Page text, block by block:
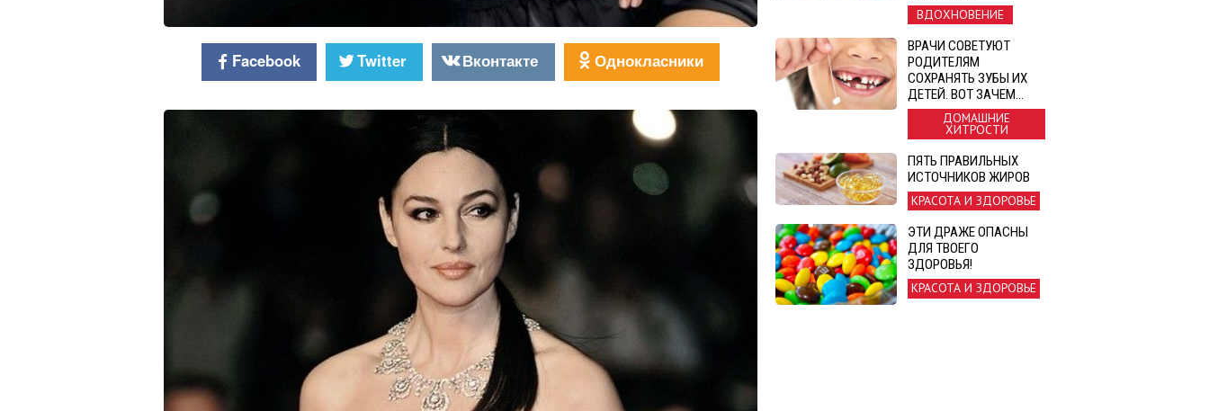
Facebook Twitter Вконтакте Однокласники
ВДОХНОВЕНИЕ
ВРАЧИ СОВЕТУЮТ
РОДИТЕЛЯМ
СОХРАНЯТЬ ЗУБЫ ИХ
ДЕТЕЙ. ВОТ ЗАЧЕМ…
ДОМАШНИЕ
ХИТРОСТИ
ПЯТЬ ПРАВИЛЬНЫХ
ИСТОЧНИКОВ ЖИРОВ
КРАСОТА И ЗДОРОВЬЕ
ЭТИ ДРАЖЕ ОПАСНЫ
ДЛЯ ТВОЕГО
ЗДОРОВЬЯ!
КРАСОТА И ЗДОРОВЬЕ